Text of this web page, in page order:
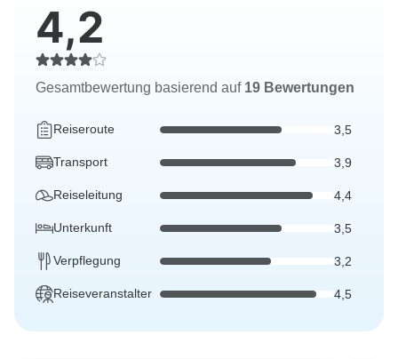
4,2
Gesamtbewertung basierend auf 19 Bewertungen
Reiseroute 3,5
Transport 3,9
Reiseleitung 4,4
Unterkunft 3,5
Verpflegung 3,2
Reiseveranstalter 4,5